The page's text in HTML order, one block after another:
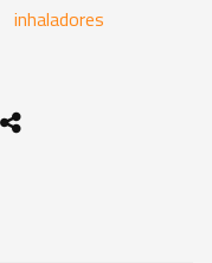
inhaladores